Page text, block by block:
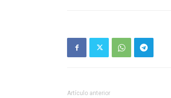
Artículo anterior